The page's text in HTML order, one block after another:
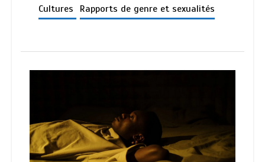
Cultures Rapports de genre et sexualités